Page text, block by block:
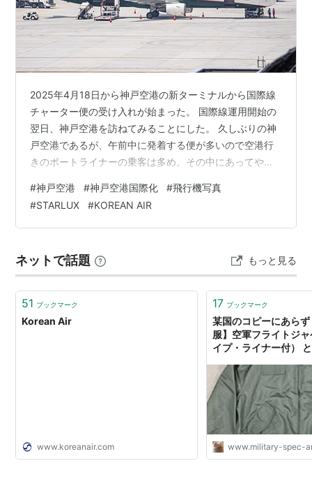
2025年4月18日から神戸空港の新ターミナルから国際線
チャーター便の受け入れが始まった。 国際線運用開始の
翌日、神戸空港を訪ねてみることにした。 久しぶりの神
戸空港であるが、午前中に発着する便が多いので空港行
きのポートライナーの乗客は多め。その中にあってやは
た。 ひとまず国内線のターミナルへゆき、展望デッキへ
と足を運ぶ。 ターミナル入り口の案内 国際線は第２ター
ミナルとの案内 国内線出発ロビーの様子。 出発ゲート保
線ターミナルの方向を見ると、この日の朝に到着してい
る２機の姿を見ることができた。…
#神戸空港 #神戸空港国際化 #飛行機写真
#STARLUX #KOREAN AIR
ネットで話題 もっと見る
51 ブックマーク
Korean Air
www.koreanair.com
17 ブックマーク
某国のコピーにあら
服】空軍フライトジ
イプ・ライナー付）
FORCE ARAMIDE
WITH LINER 2000S
タリアン！
www.military-spec-